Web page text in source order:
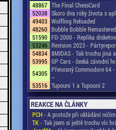
48867 The Final ChessCard
52038 Skoro dva roky života s
49403 Wolfling Reloaded
48260 Bubble Bobble Remastered
51590 FD-2000 - Replika
53246 Revision 2023 -
54834 8MIDAS - Tak trochu jiná
53995 GP Cars - česká závodní
54305 Přenosný Commodore 64 -
~
53516 Tupouni 1 a Tupouni 2
REAKCE NA ČLÁNKY
PCH- A protože při ukládání
TK- Tak jsem si ještě trochu víc